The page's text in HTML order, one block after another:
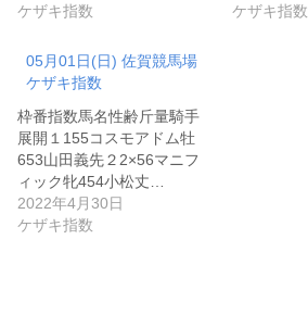
ケザキ指数
ケザキ指数
05月01日(日) 佐賀競馬場
ケザキ指数
枠番指数馬名性齢斤量騎手
展開１155コスモアドム牡
653山田義先２2×56マニフ
ィック牝454小松丈…
2022年4月30日
ケザキ指数